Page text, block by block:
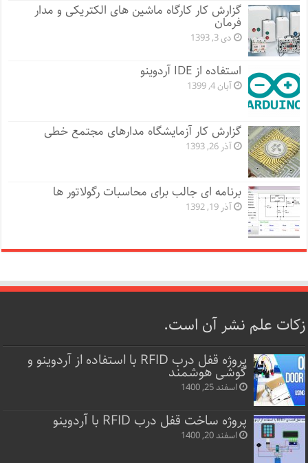
گزارش کار کارگاه ماشین های الکتریکی و مدار
فرمان
دی 3, 1393
استفاده از IDE آردوینو
آبان 4, 1399
گزارش کار آزمایشگاه مدارهای مجتمع خطی
آذر 26, 1393
برنامه ای جالب برای محاسبات رگولاتور ها
آذر 19, 1392
زکات علم نشر آن است.
پروژه قفل‌ درب RFID با استفاده از آردوینو و
گوشی هوشمند
اسفند 25, 1400
پروژه ساخت قفل‌ درب RFID با آردوینو
اسفند 20, 1400